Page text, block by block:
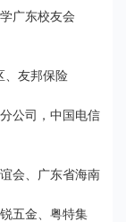
广东校友会
、友邦保险
公司，中国电信
会、广东省海南
五金、粤特集